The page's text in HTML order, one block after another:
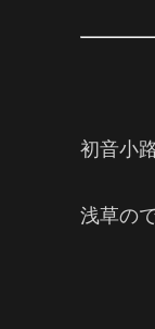
初音小路
浅草の